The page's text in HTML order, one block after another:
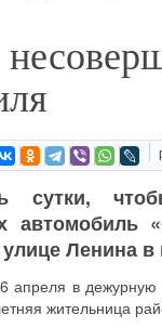
сутки,
автомобиль
Ленина в
апреля в
жительница